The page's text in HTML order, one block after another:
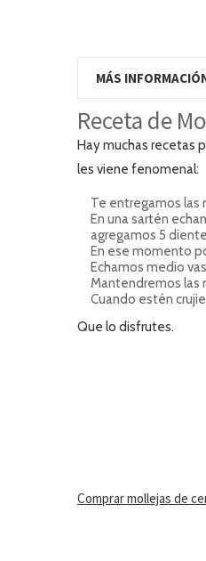
MÁS
Receta de
Hay muchas recetas
les viene fenomenal:
Te entregamos las
En una sartén
agregamos 5
En ese momento
Echamos medio
Mantendremos las
Cuando estén
Que lo disfrutes.
Comprar mollejas de